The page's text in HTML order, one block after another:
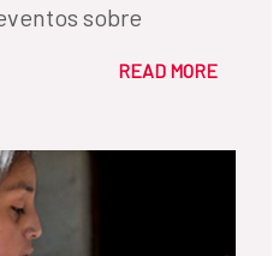
sobre
y cultura
READ MORE